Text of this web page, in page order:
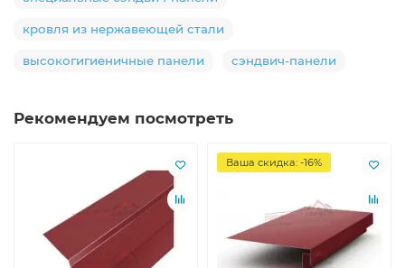
кровля из нержавеющей стали
высокогигиеничные панели сэндвич-панели
Рекомендуем посмотреть
Ваша скидка: -16%